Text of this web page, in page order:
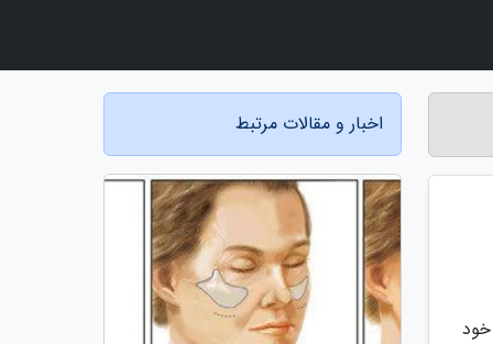
اخبار و مقالات مرتبط